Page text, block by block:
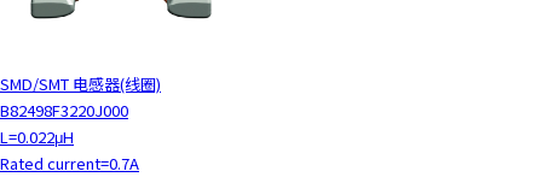
SMD/SMT 电感器(线圈)
B82498F3220J000
L=0.022μH
Rated current=0.7A